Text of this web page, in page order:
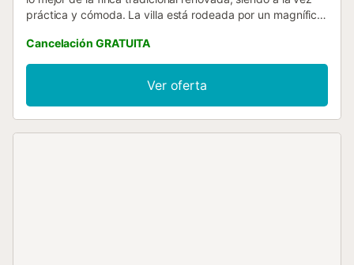
práctica y cómoda. La villa está rodeada por un magnífico
infinita con tubonas y vistas al campo. Tambien ofrece un
amplia zona exterior para comer y disfrutar en familia y
una barbacoa (portátil). Cuenta con 3 habitacione dobles
y 2 baños completos. Bajo petición previa se puede
habilitar tambien una habitación doble pequeña con una
Cancelación GRATUITA
Ver oferta